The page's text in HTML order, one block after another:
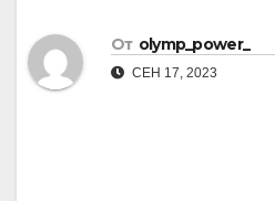
От olymp_power_
СЕН 17, 2023